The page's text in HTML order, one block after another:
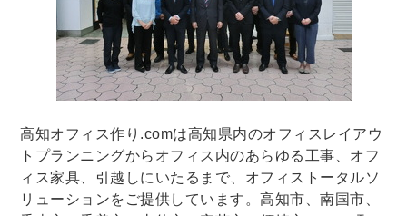
高知オフィス作り.comは高知県内のオフィスレイアウ
トプランニングからオフィス内のあらゆる工事、オフ
ィス家具、引越しにいたるまで、オフィストータルソ
リューションをご提供しています。高知市、南国市、